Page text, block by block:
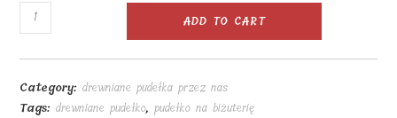
Drewniane
pudełko
na
biżuterię
12x12x3cm
ADD TO CART
Category:drewniane pudełka przez nas
Tags:drewniane pudełko,pudełko na biżuterię